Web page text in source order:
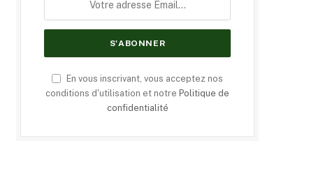
En vous inscrivant, vous acceptez nos
conditions d'utilisation et notre Politique de
confidentialité